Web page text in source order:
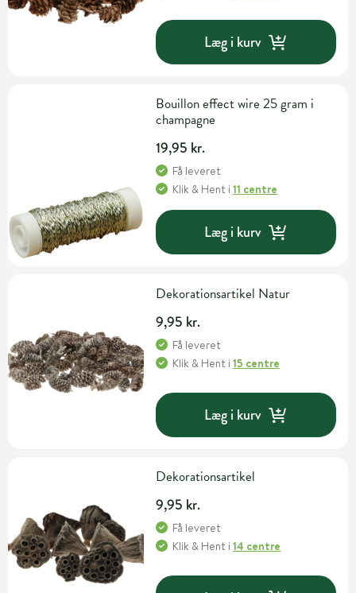
Læg i kurv
Bouillon effect wire 25 gram i
champagne
19,95 kr.
Få leveret
Klik & Hent i11 centre
Læg i kurv
Dekorationsartikel Natur
9,95 kr.
Få leveret
Klik & Hent i15 centre
Læg i kurv
Dekorationsartikel
9,95 kr.
Få leveret
Klik & Hent i14 centre